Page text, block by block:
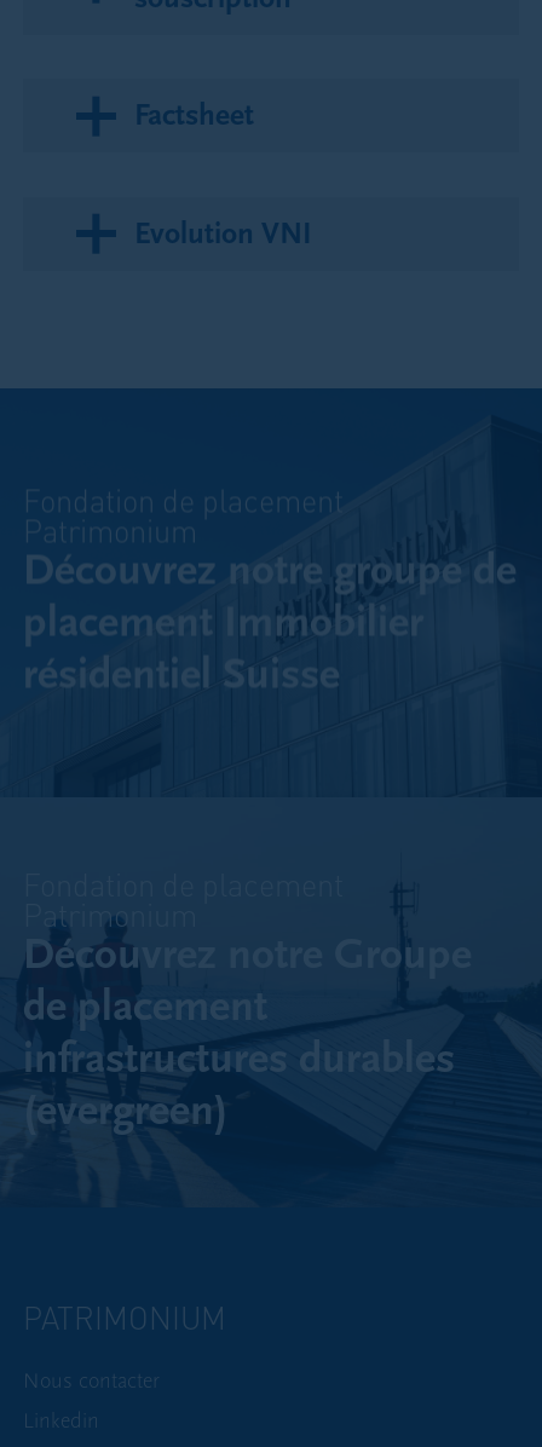
Factsheet
Evolution VNI
Fondation de placement
Patrimonium
Découvrez notre groupe de
placement Immobilier
résidentiel Suisse
Patrimonium
Découvrez notre Groupe
de placement
infrastructures durables
(evergreen)​
PATRIMONIUM
Nous contacter
Linkedin